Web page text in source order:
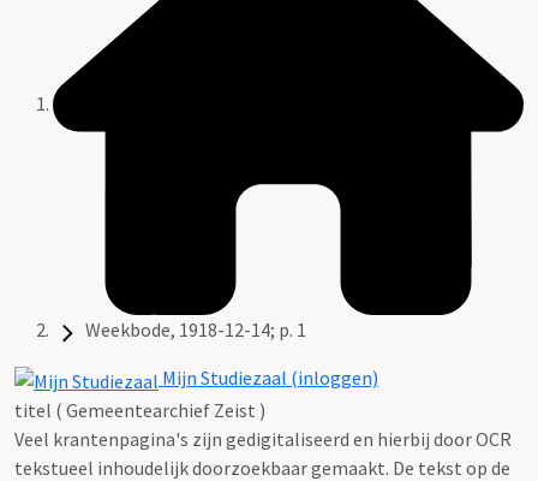
Weekbode, 1918-12-14; p. 1
Mijn Studiezaal (inloggen)
titel ( Gemeentearchief Zeist )
Veel krantenpagina's zijn gedigitaliseerd en hierbij door OCR
tekstueel inhoudelijk doorzoekbaar gemaakt. De tekst op de